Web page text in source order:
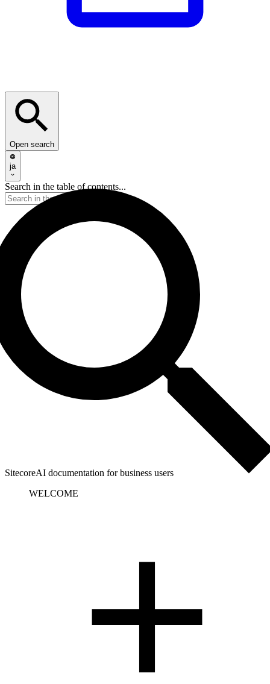
Open search
ja
Search in the table of contents...
SitecoreAI documentation for business users
WELCOME